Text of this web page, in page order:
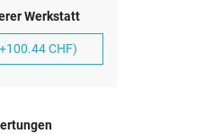
Werkstatt
CHF)